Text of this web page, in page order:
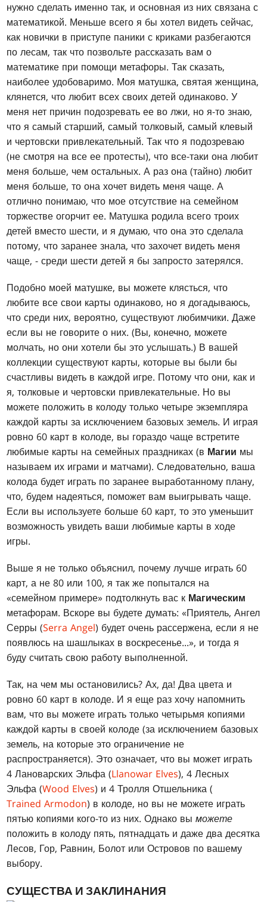
нужно сделать именно так, и основная из них связана с
математикой. Меньше всего я бы хотел видеть сейчас,
как новички в приступе паники с криками разбегаются
по лесам, так что позвольте рассказать вам о
математике при помощи метафоры. Так сказать,
наиболее удобоваримо. Моя матушка, святая женщина,
клянется, что любит всех своих детей одинаково. У
меня нет причин подозревать ее во лжи, но я-то знаю,
что я самый старший, самый толковый, самый клевый
и чертовски привлекательный. Так что я подозреваю
(не смотря на все ее протесты), что все-таки она любит
меня больше, чем остальных. А раз она (тайно) любит
меня больше, то она хочет видеть меня чаще. А
отлично понимаю, что мое отсутствие на семейном
торжестве огорчит ее. Матушка родила всего троих
детей вместо шести, и я думаю, что она это сделала
потому, что заранее знала, что захочет видеть меня
чаще, - среди шести детей я бы запросто затерялся.
Подобно моей матушке, вы можете клясться, что
любите все свои карты одинаково, но я догадываюсь,
что среди них, вероятно, существуют любимчики. Даже
если вы не говорите о них. (Вы, конечно, можете
молчать, но они хотели бы это услышать.) В вашей
коллекции существуют карты, которые вы были бы
счастливы видеть в каждой игре. Потому что они, как и
я, толковые и чертовски привлекательные. Но вы
можете положить в колоду только четыре экземпляра
каждой карты за исключением базовых земель. И играя
ровно 60 карт в колоде, вы гораздо чаще встретите
любимые карты на семейных праздниках (в Магии мы
называем их играми и матчами). Следовательно, ваша
колода будет играть по заранее выработанному плану,
что, будем надеяться, поможет вам выигрывать чаще.
Если вы используете больше 60 карт, то это уменьшит
возможность увидеть ваши любимые карты в ходе
игры.
Выше я не только объяснил, почему лучше играть 60
карт, а не 80 или 100, я так же попытался на
«семейном примере» подтолкнуть вас к Магическим
метафорам. Вскоре вы будете думать: «Приятель, Ангел
Серры (Serra Angel) будет очень рассержена, если я не
появлюсь на шашлыках в воскресенье...», и тогда я
буду считать свою работу выполненной.
Так, на чем мы остановились? Ах, да! Два цвета и
ровно 60 карт в колоде. И я еще раз хочу напомнить
вам, что вы можете играть только четырьмя копиями
каждой карты в своей колоде (за исключением базовых
земель, на которые это ограничение не
распространяется). Это означает, что вы может играть
4 Лановарских Эльфа (Llanowar Elves), 4 Лесных
Эльфа (Wood Elves) и 4 Тролля Отшельника (
Trained Armodon) в колоде, но вы не можете играть
пятью копиями кого-то из них. Однако выможете
положить в колоду пять, пятнадцать и даже два десятка
Лесов, Гор, Равнин, Болот или Островов по вашему
выбору.
СУЩЕСТВА И ЗАКЛИНАНИЯ